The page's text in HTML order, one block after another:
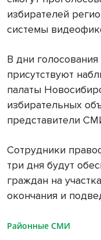
избирателей
системы
В дни
присутствуют
палаты
избирательных
представители
Сотрудники
три дня будут
граждан на
окончания и
Районные СМИ